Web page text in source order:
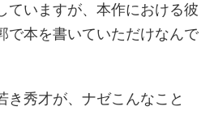
ていますが、本作における彼
で本を書いていただけなんで
き秀才が、ナゼこんなこと